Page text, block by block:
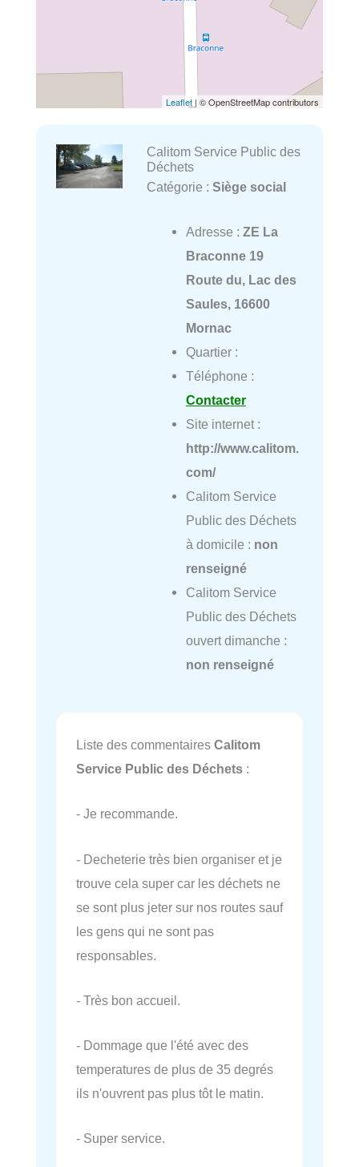
Leaflet | © OpenStreetMap contributors
Calitom Service Public des
Déchets
Catégorie : Siège social
Adresse : ZE La
Braconne 19
Route du, Lac des
Saules, 16600
Mornac
Quartier :
Téléphone :
Contacter
Site internet :
http://www.calitom.
com/
Calitom Service
Public des Déchets
à domicile : non
renseigné
Calitom Service
Public des Déchets
ouvert dimanche :
non renseigné
Liste des commentaires Calitom
Service Public des Déchets :
- Je recommande.
- Decheterie très bien organiser et je
trouve cela super car les déchets ne
se sont plus jeter sur nos routes sauf
les gens qui ne sont pas
responsables.
- Très bon accueil.
- Dommage que l'été avec des
temperatures de plus de 35 degrés
ils n'ouvrent pas plus tôt le matin.
- Super service.